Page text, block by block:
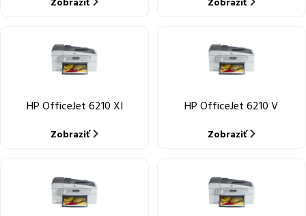
Zobraziť Zobraziť
HP OfficeJet 6210 XI
Zobraziť
HP OfficeJet 6210 V
Zobraziť